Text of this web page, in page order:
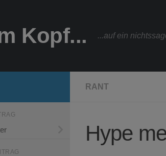
Kopf... ...auf ein
RANT
Hype